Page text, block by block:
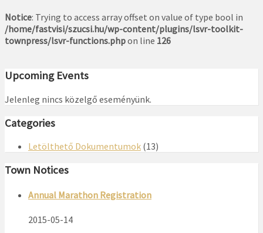
Notice: Trying to access array offset on value of type bool in
/home/fastvisi/szucsi.hu/wp-content/plugins/lsvr-toolkit-
townpress/lsvr-functions.phpon line 126
Upcoming Events
Jelenleg nincs közelgő eseményünk.
Categories
Letölthető Dokumentumok (13)
Town Notices
Annual Marathon Registration
2015-05-14